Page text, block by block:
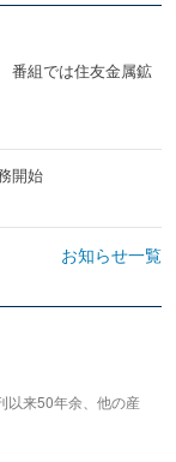
番組では住友金属鉱
開始
お知らせ一覧
以来50年余、他の産